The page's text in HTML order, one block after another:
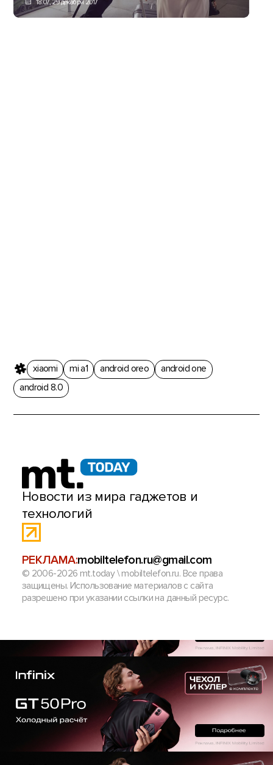
18:07, 29 декабря 2017
xiaomi mi a1 android oreo
android one
android 8.0
Новости из мира гаджетов и
технологий
РЕКЛАМА:mobiltelefon.ru@gmail.com
© 2006-2026 mt.today \ mobiltelefon.ru. Все права
защищены. Использование материалов с сайта
разрешено при указании ссылки на данный ресурс.